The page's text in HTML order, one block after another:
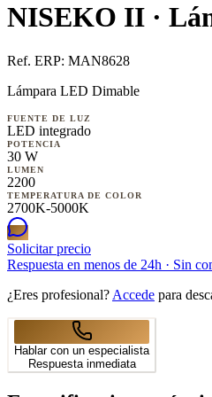
NISEKO II ·
Ref. ERP: MAN8628
Lámpara LED Dimable
FUENTE DE LUZ
LED integrado
POTENCIA
30 W
LUMEN
2200
TEMPERATURA DE COLOR
2700K-5000K
Solicitar precio
Respuesta en menos de 24h · Sin
¿Eres profesional? Accede para
Hablar con un especialista
Respuesta inmediata